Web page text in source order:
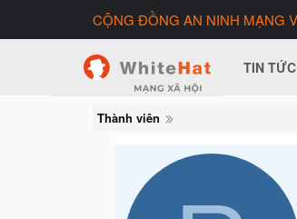
CỘNG ĐỒNG AN NINH MẠNG
TIN TỨC
Thành viên